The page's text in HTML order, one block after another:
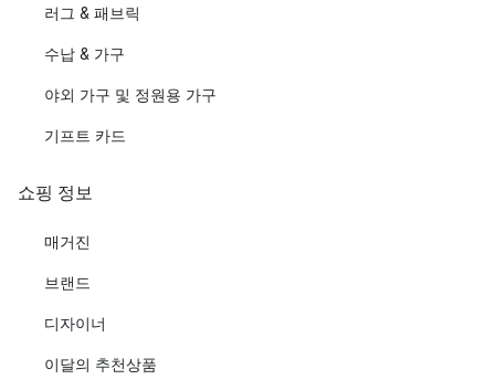
러그 & 패브릭
수납 & 가구
야외 가구 및 정원용 가구
기프트 카드
쇼핑 정보
매거진
브랜드
디자이너
이달의 추천상품